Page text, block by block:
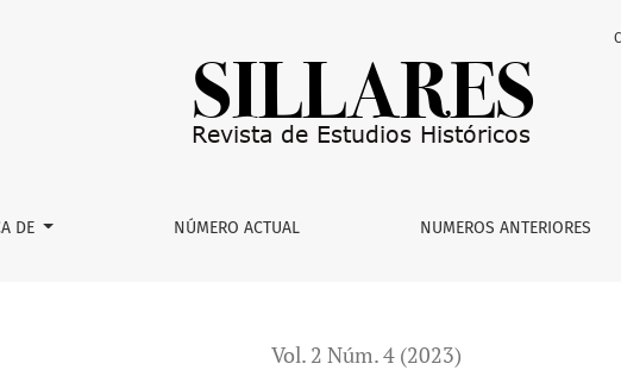
escobera regiomontana: el acervo documental del archivo
DE NÚMERO ACTUAL NUMEROS ANTERIORES
Vol. 2 Núm. 4 (2023)